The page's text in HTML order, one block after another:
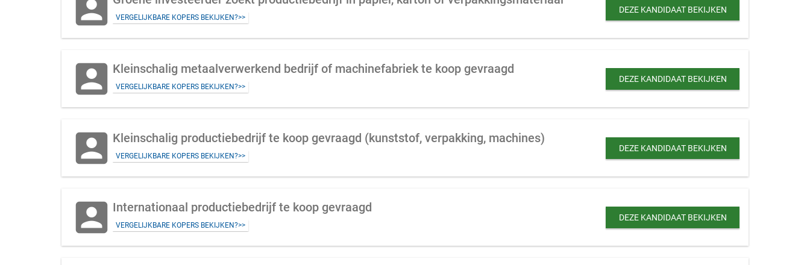
account_box VERGELIJKBARE KOPERS BEKIJKEN?>>
DEZE KANDIDAAT BEKIJKEN
account_box Kleinschalig metaalverwerkend bedrijf of machinefabriek te koop gevraagd
VERGELIJKBARE KOPERS BEKIJKEN?>>
DEZE KANDIDAAT BEKIJKEN
account_box Kleinschalig productiebedrijf te koop gevraagd (kunststof, verpakking, machines)
VERGELIJKBARE KOPERS BEKIJKEN?>>
DEZE KANDIDAAT BEKIJKEN
account_box Internationaal productiebedrijf te koop gevraagd
VERGELIJKBARE KOPERS BEKIJKEN?>>
DEZE KANDIDAAT BEKIJKEN